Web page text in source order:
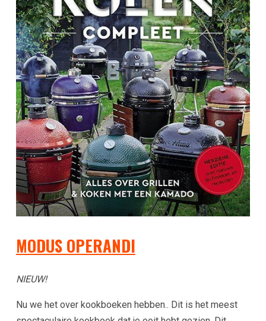
MODUS OPERANDI
NIEUW!
Nu we het over kookboeken hebben.. Dit is het meest